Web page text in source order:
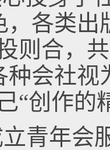
，各类
则合，
会社视
“创作的
立青年会